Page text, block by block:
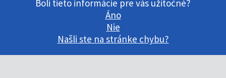
Boli tieto informácie pre vás užitočné?
Áno
Nie
Našli ste na stránke chybu?